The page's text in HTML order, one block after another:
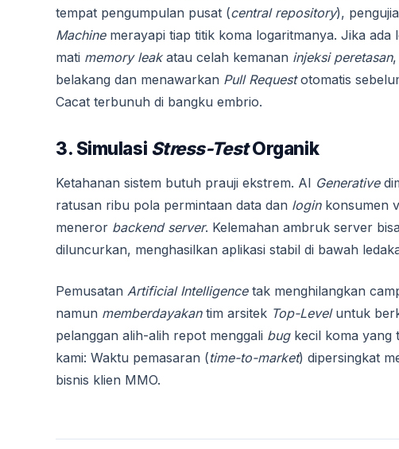
tempat pengumpulan pusat (central repository),
Machinemerayapi tiap titik koma logaritmanya. Jika
mati memory leakatau celah kemanan injeksi peretasan,
belakang dan menawarkan Pull Requestotomatis
Cacat terbunuh di bangku embrio.
3. Simulasi Stress-TestOrganik
Ketahanan sistem butuh prauji ekstrem. AI Generative
ratusan ribu pola permintaan data dan loginkonsumen
meneror backend server. Kelemahan ambruk server
diluncurkan, menghasilkan aplikasi stabil di bawah
Pemusatan Artificial Intelligencetak menghilangkan
namun memberdayakantim arsitek Top-Leveluntuk
pelanggan alih-alih repot menggali bugkecil koma yang
kami: Waktu pemasaran (time-to-market) dipersingkat
bisnis klien MMO.